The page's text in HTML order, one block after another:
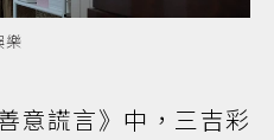
樂
意謊言》中，三吉彩